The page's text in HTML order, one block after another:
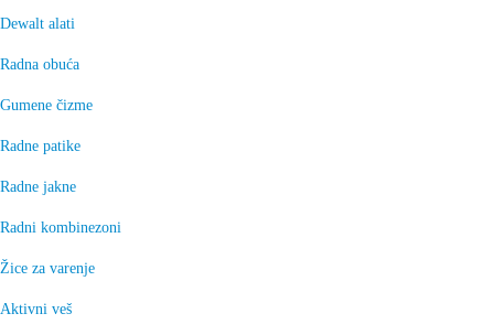
Dewalt alati
Radna obuća
Gumene čizme
Radne patike
Radne jakne
Radni kombinezoni
Žice za varenje
Aktivni veš